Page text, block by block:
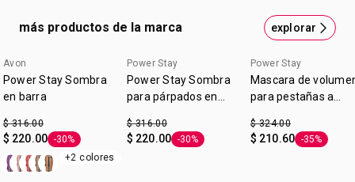
preciso.
más productos de la marca explorar
cupón: GANAMAS
Avon
Power Stay Sombra
en barra
$ 316.00
$ 220.00 Etiqueta -30%
-30%
+2 colores
Power Stay
Power Stay Sombra
para párpados en
duracion*
$ 316.00
$ 220.00 Etiqueta -30%
-30%
Power Stay
Mascara de
para pestañas a
Power Stay
$ 324.00
$ 210.60 Etiqueta -
-35%